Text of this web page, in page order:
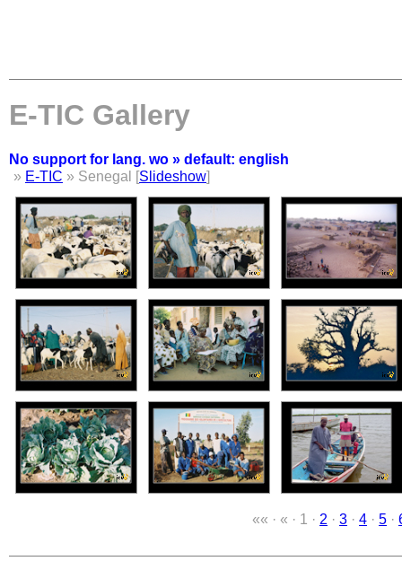
E-TIC Gallery
No support for lang. wo » default: english
» E-TIC » Senegal [Slideshow]
«« · « · 1 · 2 · 3 · 4 · 5 ·